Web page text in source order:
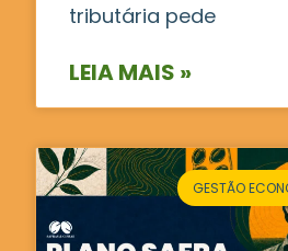
tributária pede
LEIA MAIS »
GESTÃO